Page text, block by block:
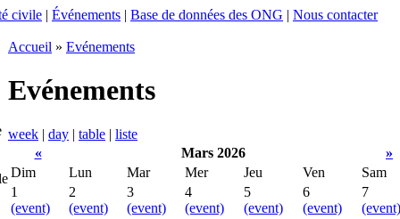
civile | Événements | Base de données des ONG | Nous contacter
Accueil » Evénements
Evénements
week | day | table | liste
«
Mars 2026
»
Dim
Lun Mar Mer Jeu Ven
Sam
1
(event)
2
(event)
3
(event)
4
(event)
5
(event)
6
(event)
7
(event)